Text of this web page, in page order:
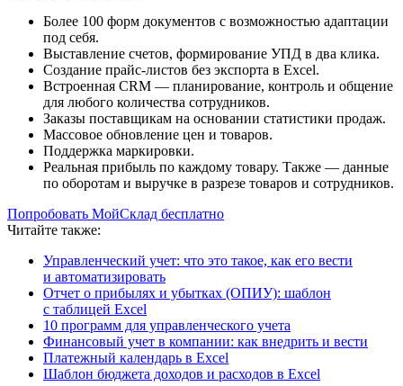
Более 100 форм документов с возможностью адаптации
под себя.
Выставление счетов, формирование УПД в два клика.
Создание прайс-листов без экспорта в Excel.
Встроенная CRM — планирование, контроль и общение
для любого количества сотрудников.
Заказы поставщикам на основании статистики продаж.
Массовое обновление цен и товаров.
Поддержка маркировки.
Реальная прибыль по каждому товару. Также — данные
по оборотам и выручке в разрезе товаров и сотрудников.
Попробовать МойСклад бесплатно
Читайте также:
Управленческий учет: что это такое, как его вести
и автоматизировать
Отчет о прибылях и убытках (ОПИУ): шаблон
с таблицей Excel
10 программ для управленческого учета
Финансовый учет в компании: как внедрить и вести
Платежный календарь в Excel
Шаблон бюджета доходов и расходов в Excel